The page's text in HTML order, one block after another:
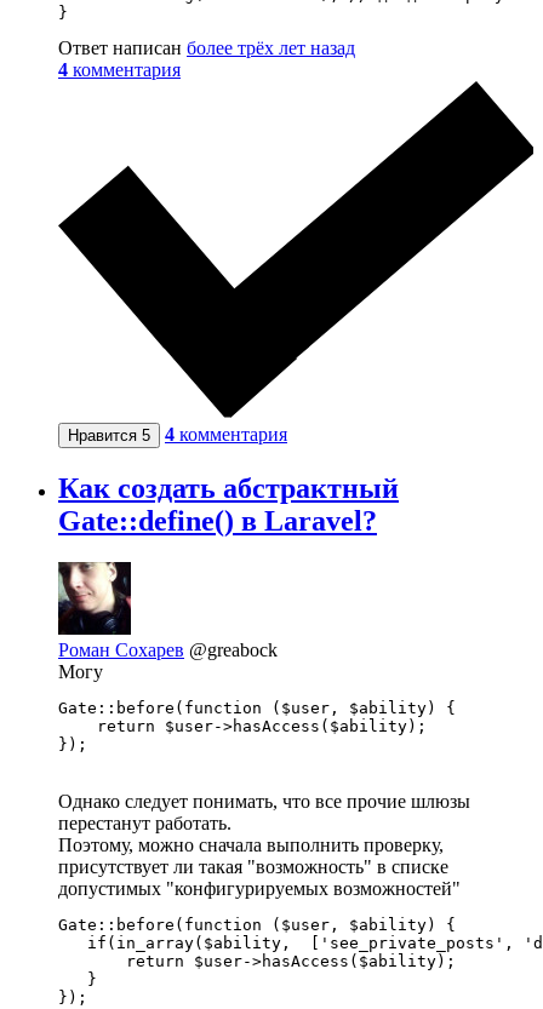
}
Ответ написан более трёх лет назад
4 комментария
Нравится 5 4 комментария
Как создать абстрактный
Gate::define() в Laravel?
Роман Сохарев @greabock
Могу
Gate::before(function ($user, $ability) {
    return $user->hasAccess($ability);
});
Однако следует понимать, что все прочие шлюзы
перестанут работать.
Поэтому, можно сначала выполнить проверку,
присутствует ли такая "возможность" в списке
допустимых "конфигурируемых возможностей"
Gate::before(function ($user, $ability) {
if(in_array($ability,  ['see_private_posts',
       return $user->hasAccess($ability);
   }
});